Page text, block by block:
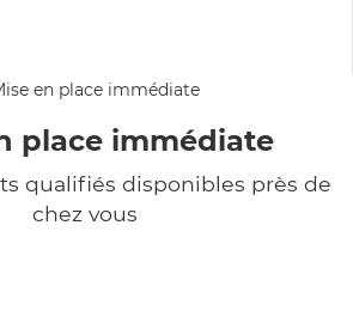
place immédiate
qualifiés disponibles près de
chez vous